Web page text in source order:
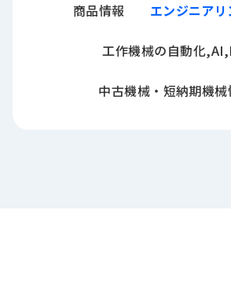
商品情報 エンジニア
工作機械の自動化
中古機械・短納期機械